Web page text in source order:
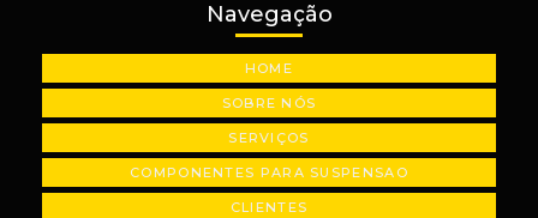
Usinagem de peças em são paulo
Usinagem de plásticos industriais
Usinagem de polias industriais
Usinagem de precisão
Navegação
HOME
SOBRE NÓS
SERVIÇOS
COMPONENTES PARA SUSPENSAO
CLIENTES